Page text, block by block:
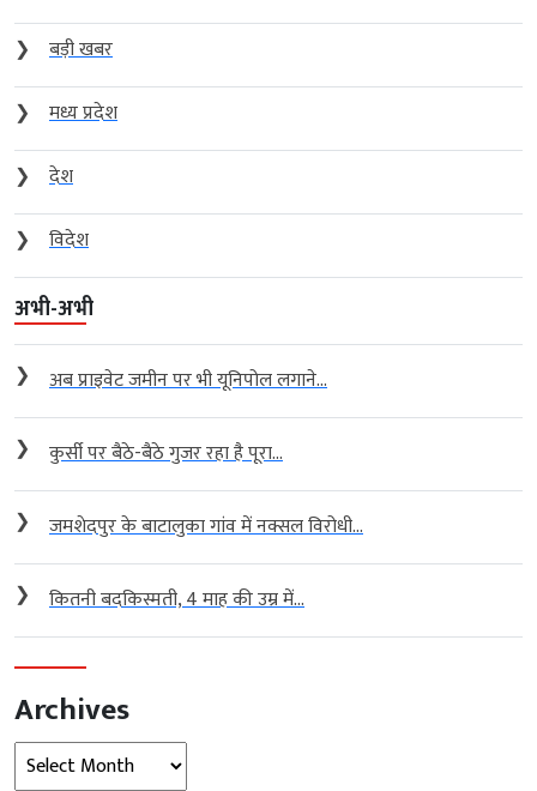
❯
बड़ी खबर
❯
मध्य प्रदेश
❯
देश
❯
विदेश
अभी-अभी
❯ अब प्राइवेट जमीन पर भी यूनिपोल लगाने...
❯ कुर्सी पर बैठे-बैठे गुजर रहा है पूरा...
❯ जमशेदपुर के बाटालुका गांव में नक्सल विरोधी...
❯ कितनी बदकिस्मती, 4 माह की उम्र में...
Archives
Archives